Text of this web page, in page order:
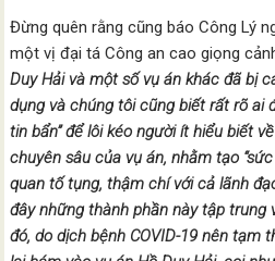
Đừng quên rằng cũng báo Công Lý
một vị đại tá Công an cao giọng
Duy Hải và một số vụ án khác đã bị
dụng và chúng tôi cũng biết rất rõ ai
tin bẩn” để lôi kéo người ít hiểu biết
chuyên sâu của vụ án, nhằm tạo
quan tố tụng, thậm chí với cả lãnh
đây những thành phần này tập trung
đó, do dịch bệnh COVID-19 nên tạm